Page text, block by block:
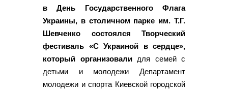
в День Государственного Флага
Украины, в столичном парке им. Т.Г.
Шевченко состоялся Творческий
фестиваль «С Украиной в сердце»,
который организовалидля семей с
детьми и молодежи Департамент
молодежи и спорта Киевской городской